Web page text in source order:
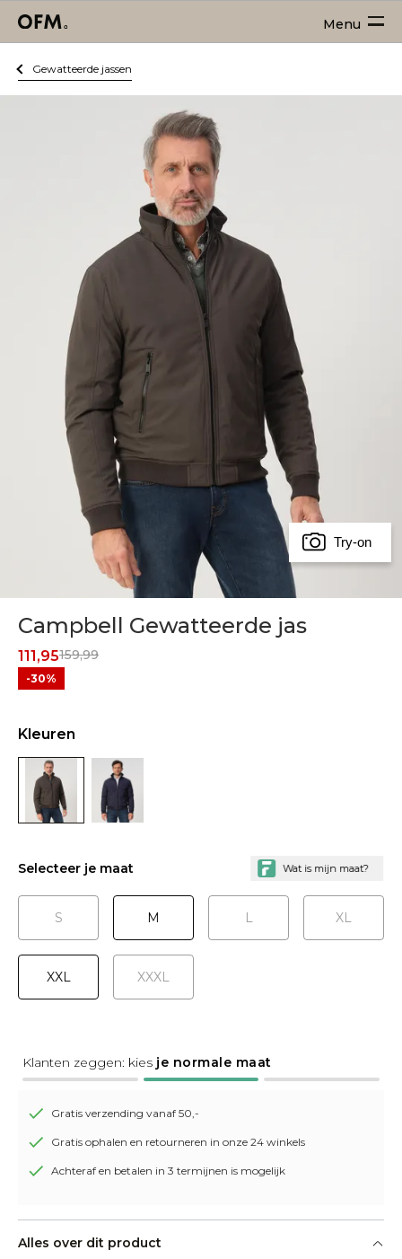
Menu
Gewatteerde jassen
Campbell Gewatteerde jas
159,99
111,95
-30%
Kleuren
Selecteer je maat
S M L XL
XXL XXXL
Klanten zeggen: kies je normale maat
Gratis verzending vanaf 50,-
Gratis ophalen en retourneren in onze 24 winkels
Achteraf en betalen in 3 termijnen is mogelijk
Alles over dit product
Try-on